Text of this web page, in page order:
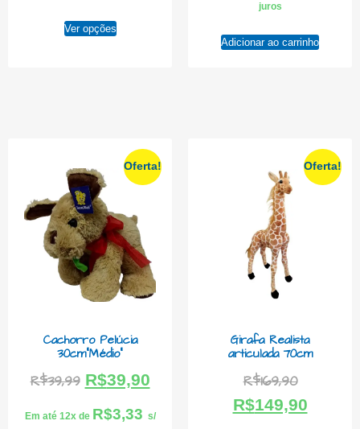
Ver opções
juros
Adicionar ao carrinho
Oferta!
Cachorro Pelúcia
30cm”Médio”
R$39,99 R$39,90
Em até 12x de R$3,33 s/
Oferta!
Girafa Realista
articulada 70cm
R$169,90
R$149,90